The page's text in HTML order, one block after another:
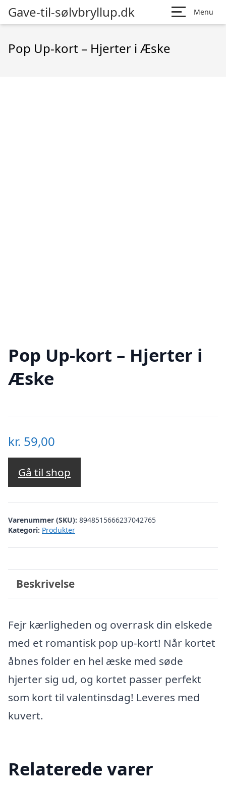
Gave-til-sølvbryllup.dk Menu
Pop Up-kort – Hjerter i Æske
Pop Up-kort – Hjerter i
Æske
kr. 59,00
Gå til shop
Varenummer (SKU): 8948515666237042765
Kategori: Produkter
Beskrivelse
Fejr kærligheden og overrask din elskede
med et romantisk pop up-kort! Når kortet
åbnes folder en hel æske med søde
hjerter sig ud, og kortet passer perfekt
som kort til valentinsdag! Leveres med
kuvert.
Relaterede varer